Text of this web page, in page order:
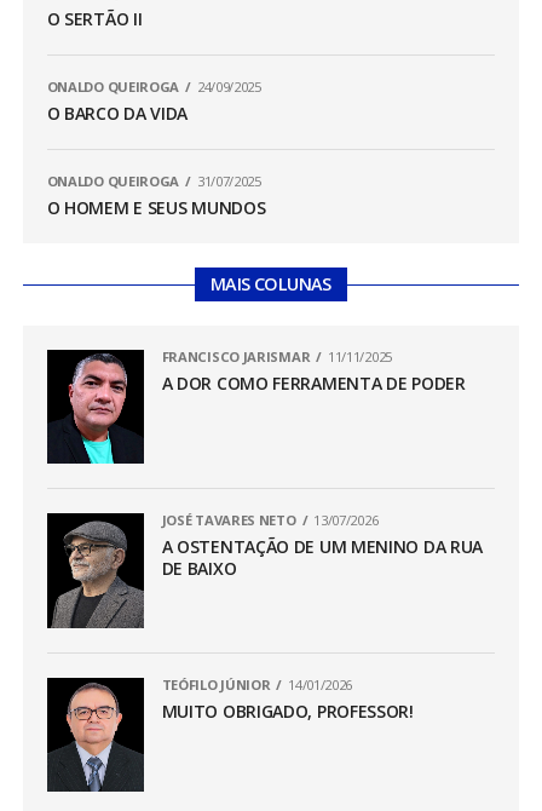
O SERTÃO II
ONALDO QUEIROGA 24/09/2025
O BARCO DA VIDA
ONALDO QUEIROGA 31/07/2025
O HOMEM E SEUS MUNDOS
MAIS COLUNAS
FRANCISCO JARISMAR 11/11/2025
A DOR COMO FERRAMENTA DE PODER
JOSÉ TAVARES NETO 13/07/2026
A OSTENTAÇÃO DE UM MENINO DA RUA
DE BAIXO
TEÓFILO JÚNIOR 14/01/2026
MUITO OBRIGADO, PROFESSOR!